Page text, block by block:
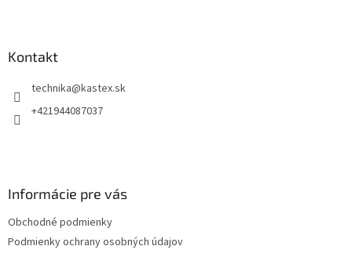
Kontakt
technika@kastex.sk
+421944087037
Informácie pre vás
Obchodné podmienky
Podmienky ochrany osobných údajov